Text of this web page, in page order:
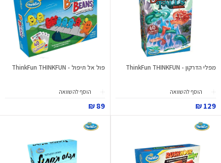
מפלי הדרקון - ThinkFun THINKFUN
הוסף להשוואה
129 ₪
פול אל תיפול - ThinkFun THINKFUN
הוסף להשוואה
89 ₪